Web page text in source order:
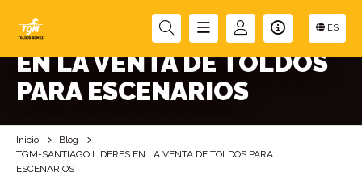
ES
TGM-SANTIAGO LÍDERES
EN LA VENTA DE TOLDOS
PARA ESCENARIOS
Inicio
Blog
TGM-SANTIAGO LÍDERES EN LA VENTA DE TOLDOS PARA
ESCENARIOS